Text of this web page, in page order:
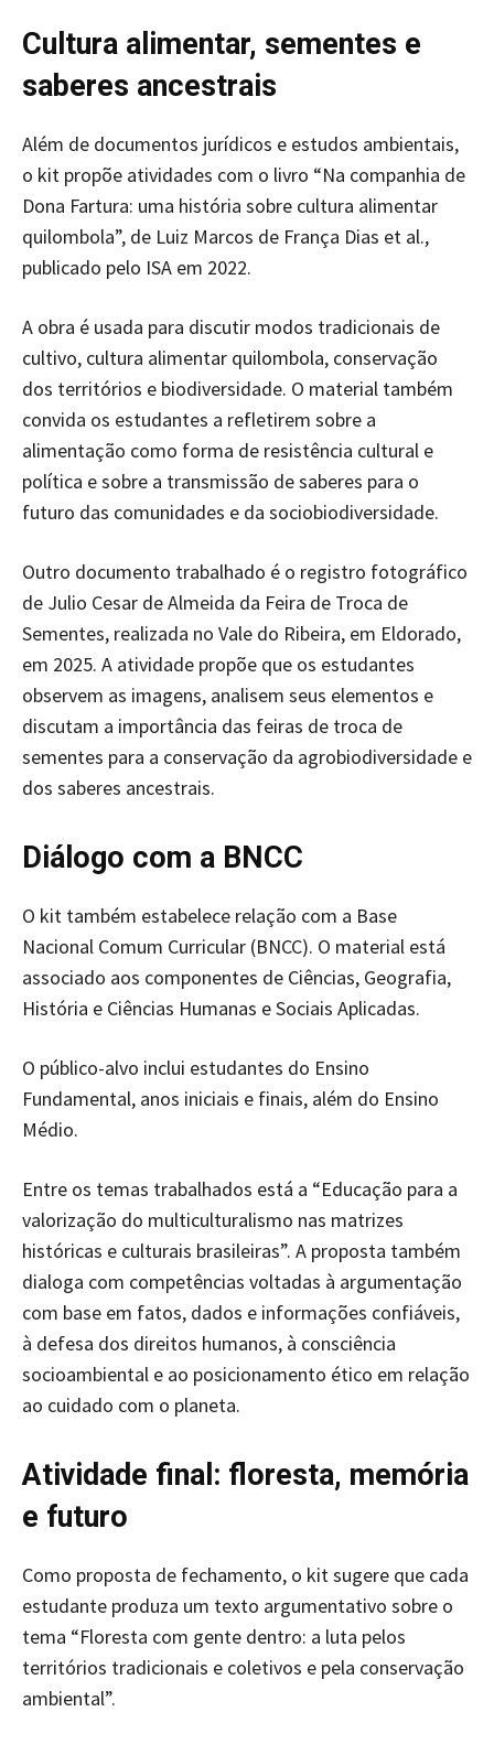
Cultura alimentar, sementes e
saberes ancestrais
Além de documentos jurídicos e estudos ambientais,
o kit propõe atividades com o livro “Na companhia de
Dona Fartura: uma história sobre cultura alimentar
quilombola”, de Luiz Marcos de França Dias et al.,
publicado pelo ISA em 2022.
A obra é usada para discutir modos tradicionais de
cultivo, cultura alimentar quilombola, conservação
dos territórios e biodiversidade. O material também
convida os estudantes a refletirem sobre a
alimentação como forma de resistência cultural e
política e sobre a transmissão de saberes para o
futuro das comunidades e da sociobiodiversidade.
Outro documento trabalhado é o registro fotográfico
de Julio Cesar de Almeida da Feira de Troca de
Sementes, realizada no Vale do Ribeira, em Eldorado,
em 2025. A atividade propõe que os estudantes
observem as imagens, analisem seus elementos e
discutam a importância das feiras de troca de
sementes para a conservação da agrobiodiversidade e
dos saberes ancestrais.
Diálogo com a BNCC
O kit também estabelece relação com a Base
Nacional Comum Curricular (BNCC). O material está
associado aos componentes de Ciências, Geografia,
História e Ciências Humanas e Sociais Aplicadas.
O público-alvo inclui estudantes do Ensino
Fundamental, anos iniciais e finais, além do Ensino
Médio.
Entre os temas trabalhados está a “Educação para a
valorização do multiculturalismo nas matrizes
históricas e culturais brasileiras”. A proposta também
dialoga com competências voltadas à argumentação
com base em fatos, dados e informações confiáveis,
à defesa dos direitos humanos, à consciência
socioambiental e ao posicionamento ético em relação
ao cuidado com o planeta.
Atividade final: floresta, memória
e futuro
Como proposta de fechamento, o kit sugere que cada
estudante produza um texto argumentativo sobre o
tema “Floresta com gente dentro: a luta pelos
territórios tradicionais e coletivos e pela conservação
ambiental”.